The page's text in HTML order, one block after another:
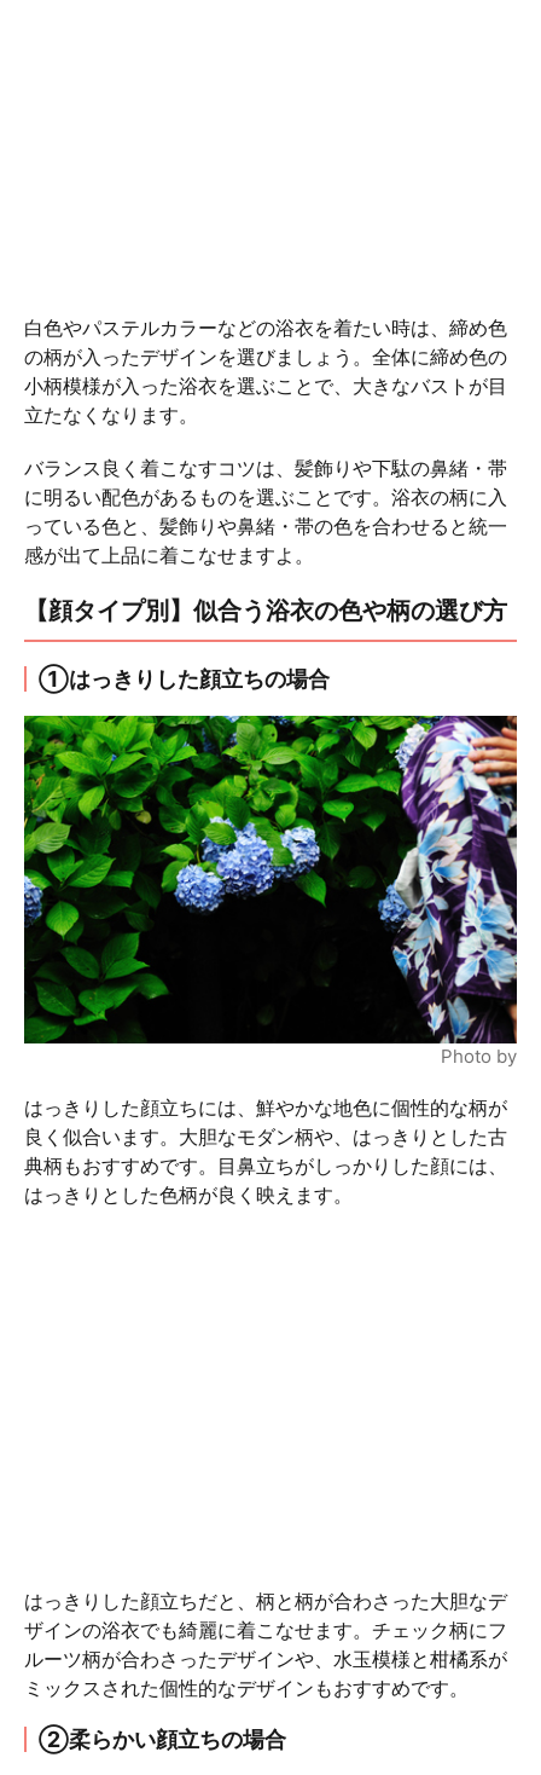
白色やパステルカラーなどの浴衣を着たい時は、締め色
の柄が入ったデザインを選びましょう。全体に締め色の
小柄模様が入った浴衣を選ぶことで、大きなバストが目
立たなくなります。
バランス良く着こなすコツは、髪飾りや下駄の鼻緒・帯
に明るい配色があるものを選ぶことです。浴衣の柄に入
っている色と、髪飾りや鼻緒・帯の色を合わせると統一
感が出て上品に着こなせますよ。
【顔タイプ別】似合う浴衣の色や柄の選び方
①はっきりした顔立ちの場合
Photo by
はっきりした顔立ちには、鮮やかな地色に個性的な柄が
良く似合います。大胆なモダン柄や、はっきりとした古
典柄もおすすめです。目鼻立ちがしっかりした顔には、
はっきりとした色柄が良く映えます。
はっきりした顔立ちだと、柄と柄が合わさった大胆なデ
ザインの浴衣でも綺麗に着こなせます。チェック柄にフ
ルーツ柄が合わさったデザインや、水玉模様と柑橘系が
ミックスされた個性的なデザインもおすすめです。
②柔らかい顔立ちの場合